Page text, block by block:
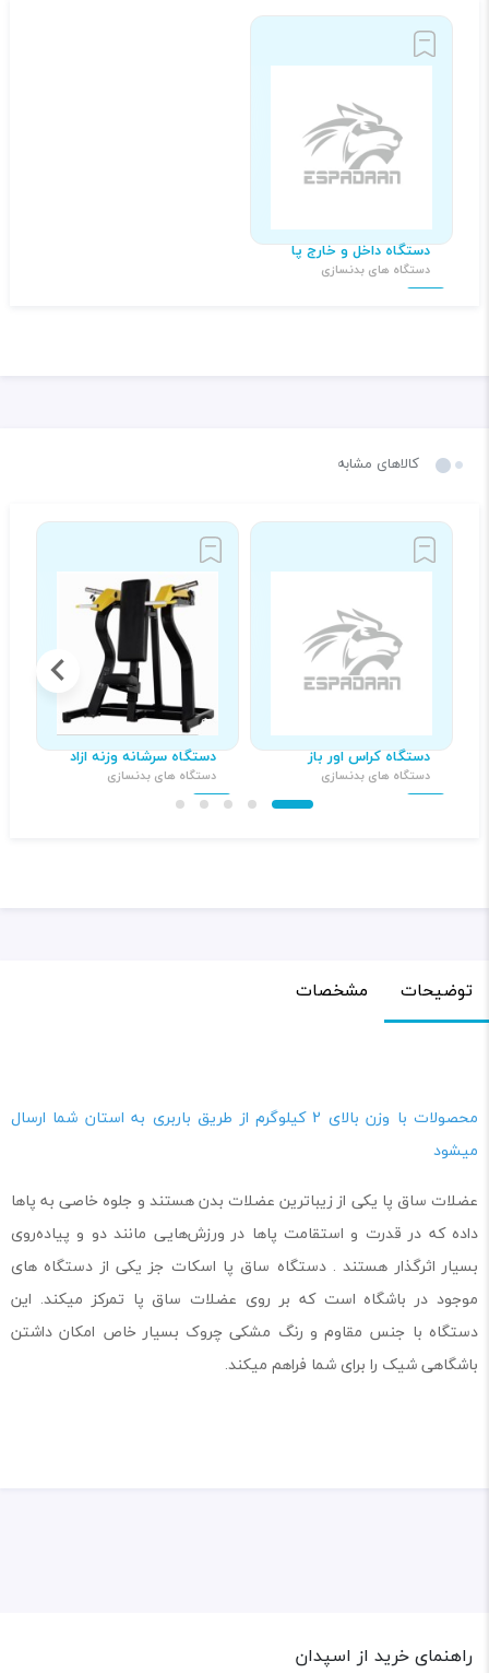
دستگاه داخل و خارج پا
دستگاه های بدنسازی
کالاهای مشابه
دستگاه کراس اور باز
دستگاه های بدنسازی
دستگاه سرشانه وزنه ازاد
دستگاه های بدنسازی
توضیحات مشخصات
محصولات با وزن بالای 2 کیلوگرم از طریق باربری به استان شما ارسال
میشود
عضلات ساق پا یکی از زیباترین عضلات بدن هستند و جلوه خاصی به پاها
داده که در قدرت و استقامت پاها در ورزش‌هایی مانند دو و پیاده‌روی
بسیار اثرگذار هستند . دستگاه ساق پا اسکات جز یکی از دستگاه های
موجود در باشگاه است که بر روی عضلات ساق پا تمرکز میکند. این
دستگاه با جنس مقاوم و رنگ مشکی چروک بسیار خاص امکان داشتن
باشگاهی شیک را برای شما فراهم میکند.
راهنمای خرید از اسپدان